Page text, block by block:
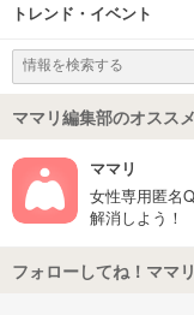
トレンド・イベント
ママリ編集部のオスス
ママリ
女性専用匿名
解消しよう！
フォローしてね！ママ